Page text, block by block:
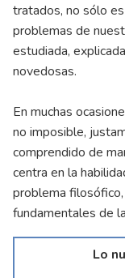
tratados, no sólo
problemas de
estudiada,
novedosas.
En muchas
no imposible,
comprendido de
centra en la
problema
fundamentales de
Lo